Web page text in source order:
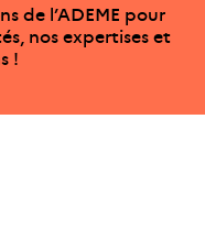
de l’ADEME pour
nos expertises et
!